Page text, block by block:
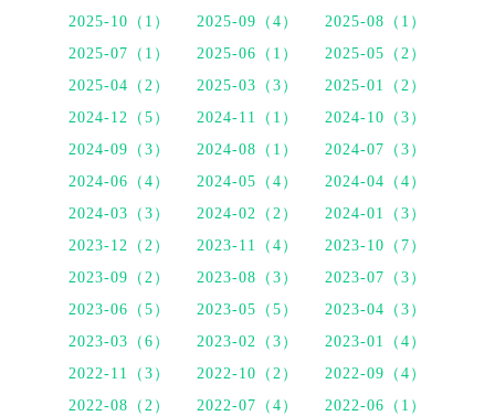
2025-10（1）
2025-09（4）
2025-08（1）
2025-07（1）
2025-06（1）
2025-05（2）
2025-04（2）
2025-03（3）
2025-01（2）
2024-12（5）
2024-11（1）
2024-10（3）
2024-09（3）
2024-08（1）
2024-07（3）
2024-06（4）
2024-05（4）
2024-04（4）
2024-03（3）
2024-02（2）
2024-01（3）
2023-12（2）
2023-11（4）
2023-10（7）
2023-09（2）
2023-08（3）
2023-07（3）
2023-06（5）
2023-05（5）
2023-04（3）
2023-03（6）
2023-02（3）
2023-01（4）
2022-11（3）
2022-10（2）
2022-09（4）
2022-08（2）
2022-07（4）
2022-06（1）